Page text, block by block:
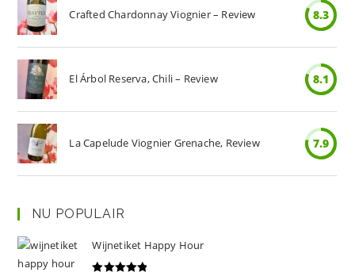
Crafted Chardonnay Viognier – Review 8.3
El Árbol Reserva, Chili – Review 8.1
La Capelude Viognier Grenache, Review 7.9
NU POPULAIR
Wijnetiket Happy Hour